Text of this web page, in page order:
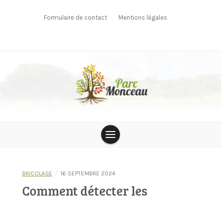
Formulaire de contact Mentions légales
BRICOLAGE / 16 SEPTEMBRE 2024
Comment détecter les